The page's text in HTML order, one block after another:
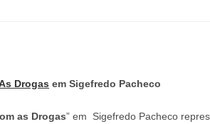
Drogas em Sigefredo Pacheco
as Drogas” em Sigefredo Pacheco